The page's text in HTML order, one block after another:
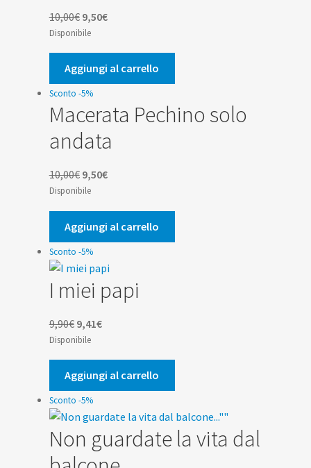
10,00€ Il
prezzo
originale
era:
10,00€.
9,50€Il
attuale
è:
9,50€.
Disponibile
Aggiungi al carrello
Sconto -5%
Macerata Pechino solo
andata
10,00€ Il
prezzo
originale
era:
10,00€.
9,50€Il
attuale
è:
9,50€.
Disponibile
Aggiungi al carrello
Sconto -5%
I miei papi
9,90€ Il
prezzo
originale
era:
9,90€.
9,41€Il
attuale
è:
9,41€.
Disponibile
Aggiungi al carrello
Sconto -5%
Non guardate la vita dal